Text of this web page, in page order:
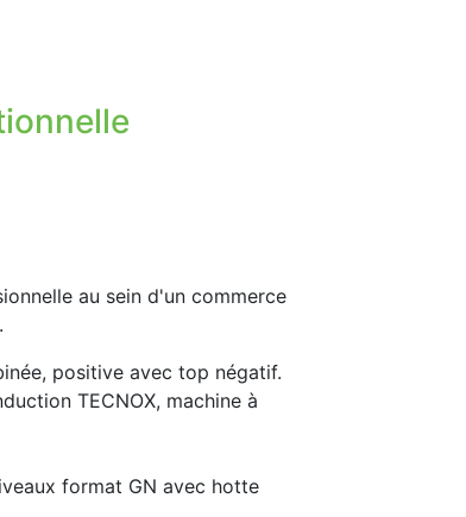
au sein d'un commerce
positive avec top négatif.
TECNOX, machine à
format GN avec hotte